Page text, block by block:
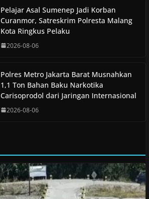
Pelajar Asal Sumenep Jadi Korban
Curanmor, Satreskrim Polresta Malang
Kota Ringkus Pelaku
2026-08-06
Polres Metro Jakarta Barat Musnahkan
1,1 Ton Bahan Baku Narkotika
Carisoprodol dari Jaringan Internasional
2026-08-06